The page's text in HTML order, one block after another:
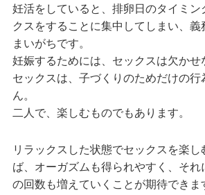
妊活をしていると、排卵日のタイミン
クスをすることに集中してしまい、義
まいがちです。
妊娠するためには、セックスは欠かせ
セックスは、子づくりのためだけの行
ん。
二人で、楽しむものでもあります。
リラックスした状態でセックスを楽し
ば、オーガズムも得られやすく、それ
の回数も増えていくことが期待できま